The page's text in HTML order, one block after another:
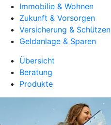
Immobilie & Wohnen
Zukunft & Vorsorgen
Versicherung & Schützen
Geldanlage & Sparen
Übersicht
Beratung
Produkte